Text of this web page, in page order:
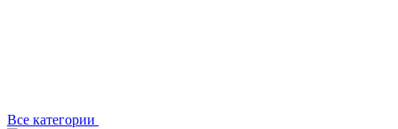
Все категории